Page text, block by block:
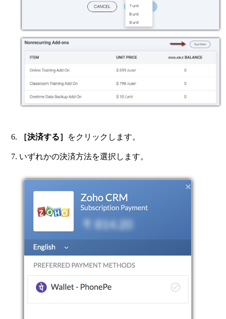
［決済する］ をクリックします。
いずれかの決済方法を選択します。